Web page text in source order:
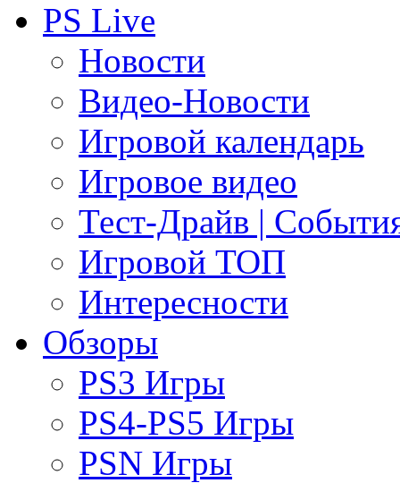
PS Live
Новости
Видео-Новости
Игровой календарь
Игровое видео
Тест-Драйв |
Игровой ТОП
Интересности
Обзоры
PS3 Игры
PS4-PS5 Игры
PSN Игры